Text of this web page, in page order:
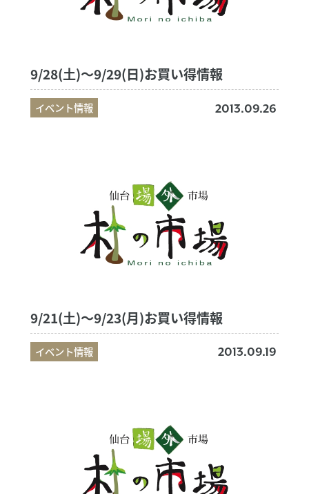
9/28(土)～9/29(日)お買い得情報
イベント情報 2013.09.26
9/21(土)～9/23(月)お買い得情報
イベント情報 2013.09.19